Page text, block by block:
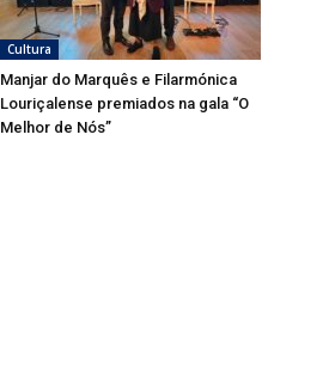
Cultura
Manjar do Marquês e Filarmónica
Louriçalense premiados na gala “O
Melhor de Nós”